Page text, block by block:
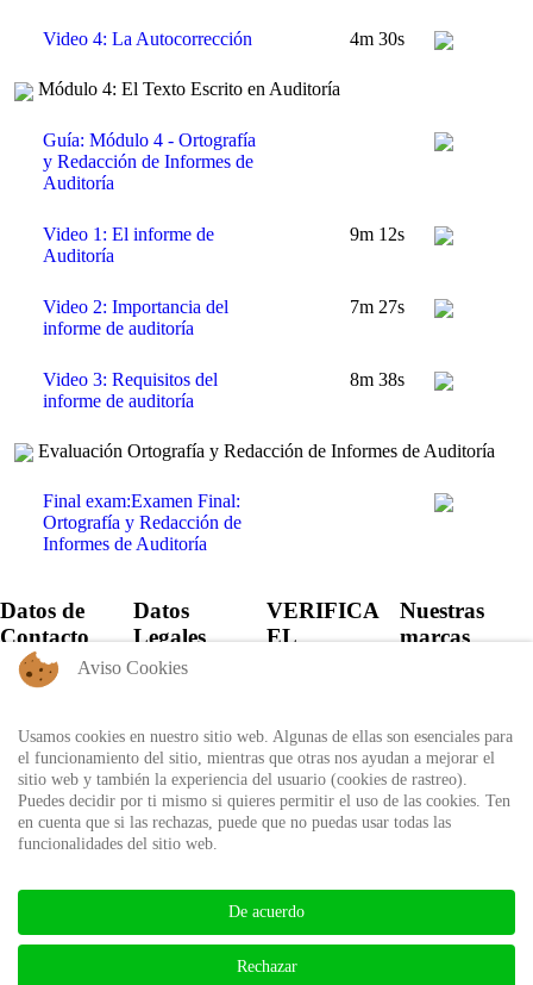
Video 4: La Autocorrección 4m 30s
Módulo 4: El Texto Escrito en Auditoría
Guía: Módulo 4 - Ortografía
y Redacción de Informes de
Auditoría
Video 1: El informe de
Auditoría
9m 12s
Video 2: Importancia del
informe de auditoría
7m 27s
Video 3: Requisitos del
informe de auditoría
8m 38s
Evaluación Ortografía y Redacción de Informes de Auditoría
Final exam:Examen Final:
Ortografía y Redacción de
Informes de Auditoría
Datos de
Contacto
+57 60 1
6818530
+57 311
8666327 - 323
6964227
info@auditool.org
Datos
Legales
Política de
Uso
Autorización
de
tratamiento
VERIFICA
EL
certificado
expedido por
Auditool usando
el ID único
Certificado
Nuestras
marcas
BIBLIOTECA AUDITOOL -
Aviso Cookies
Usamos cookies en nuestro sitio web. Algunas de ellas son esenciales para
el funcionamiento del sitio, mientras que otras nos ayudan a mejorar el
sitio web y también la experiencia del usuario (cookies de rastreo).
Puedes decidir por ti mismo si quieres permitir el uso de las cookies. Ten
en cuenta que si las rechazas, puede que no puedas usar todas las
funcionalidades del sitio web.
De acuerdo
Rechazar